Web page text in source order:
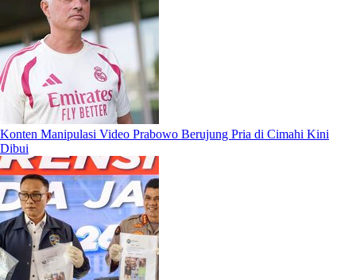
Konten Manipulasi Video Prabowo Berujung Pria di Cimahi Kini
Dibui